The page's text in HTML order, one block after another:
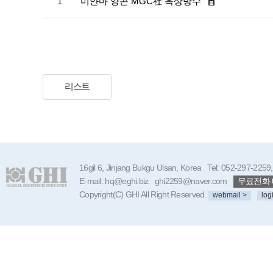
리스트
16gil 6, Jinjang Bukgu Ulsan, Korea Tel: 052-297-
E-mail: hq@eghi.biz ghi2259@naver.com
무료전화
Copyright(C) GHI All Right Reserved.
webmail >